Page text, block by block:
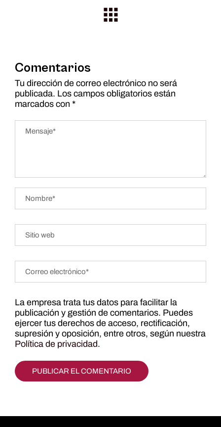
Comentarios
Tu dirección de correo electrónico no será
publicada. Los campos obligatorios están
marcados con *
La empresa trata tus datos para facilitar la
publicación y gestión de comentarios. Puedes
ejercer tus derechos de acceso, rectificación,
supresión y oposición, entre otros, según nuestra
Política de privacidad.